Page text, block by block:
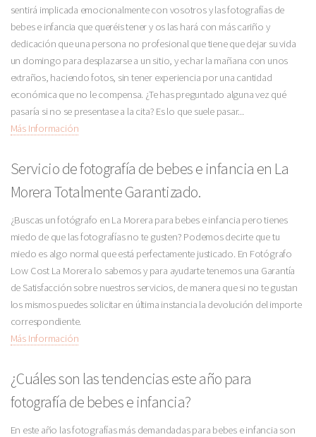
sentirá implicada emocionalmente con vosotros y las fotografías de
bebes e infancia que queréis tener y os las hará con más cariño y
dedicación que una persona no profesional que tiene que dejar su vida
un domingo para desplazarse a un sitio, y echar la mañana con unos
extraños, haciendo fotos, sin tener experiencia por una cantidad
económica que no le compensa. ¿Te has preguntado alguna vez qué
pasaría si no se presentase a la cita? Es lo que suele pasar...
Más Información
Servicio de fotografía de bebes e infancia en La
Morera Totalmente Garantizado.
¿Buscas un fotógrafo en La Morera para bebes e infancia pero tienes
miedo de que las fotografías no te gusten? Podemos decirte que tu
miedo es algo normal que está perfectamente justicado. En Fotógrafo
Low Cost La Morera lo sabemos y para ayudarte tenemos una Garantía
de Satisfacción sobre nuestros servicios, de manera que si no te gustan
los mismos puedes solicitar en última instancia la devolución del importe
correspondiente.
Más Información
¿Cuáles son las tendencias este año para
fotografía de bebes e infancia?
En este año las fotografías más demandadas para bebes e infancia son